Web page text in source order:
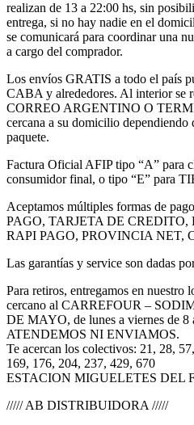
realizan de 13 a 22:00 hs, sin
entrega, si no hay nadie en el
se comunicará para coordinar una
a cargo del comprador.
Los envíos GRATIS a todo el país
CABA y alrededores. Al interior se
CORREO ARGENTINO O
cercana a su domicilio dependiendo
paquete.
Factura Oficial AFIP tipo “A” para
consumidor final, o tipo “E” para
Aceptamos múltiples formas de
PAGO, TARJETA DE
RAPI PAGO, PROVINCIA NET,
Las garantías y service son dadas
Para retiros, entregamos en
cercano al CARREFOUR –
DE MAYO, de lunes a viernes de
ATENDEMOS NI ENVIAMOS.
Te acercan los colectivos: 21, 28,
169, 176, 204, 237, 429, 670
ESTACION MIGUELETES DEL
///// AB DISTRIBUIDORA /////